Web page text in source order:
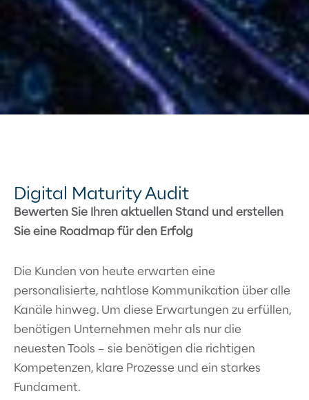
Digital Maturity Audit
Bewerten Sie Ihren aktuellen Stand und erstellen
Sie eine Roadmap für den Erfolg
Die Kunden von heute erwarten eine
personalisierte, nahtlose Kommunikation über alle
Kanäle hinweg. Um diese Erwartungen zu erfüllen,
benötigen Unternehmen mehr als nur die
neuesten Tools – sie benötigen die richtigen
Kompetenzen, klare Prozesse und ein starkes
Fundament.